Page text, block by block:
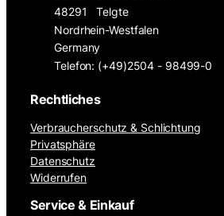
48291
Telgte
Nordrhein-Westfalen
Germany
Telefon: (+49)2504 - 98499-0
Rechtliches
Verbraucherschutz & Schlichtung
Privatsphäre
Datenschutz
Widerrufen
Service & Einkauf